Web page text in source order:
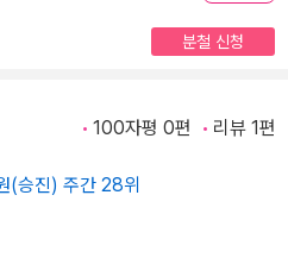
분철 신청
100자평 0편 리뷰 1편
(승진) 주간 28위